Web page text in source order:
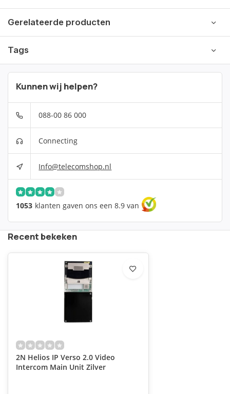
Gerelateerde producten
Tags
Kunnen wij helpen?
088-00 86 000
Connecting
Info@telecomshop.nl
1053 klanten gaven ons een 8.9 van
Recent bekeken
2N Helios IP Verso 2.0 Video
Intercom Main Unit Zilver